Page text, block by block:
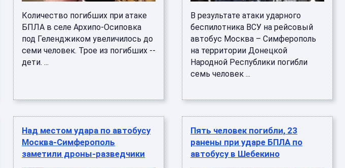
Количество погибших при атаке
БПЛА в селе Архипо-Осиповка
под Геленджиком увеличилось до
семи человек. Трое из погибших --
дети. ...
В результате атаки ударного
беспилотника ВСУ на рейсовый
автобус Москва – Симферополь
на территории Донецкой
Народной Республики погибли
семь человек ...
Над местом удара по автобусу
Москва-Симферополь
заметили дроны-разведчики
Пять человек погибли, 23
ранены при ударе БПЛА по
автобусу в Шебекино